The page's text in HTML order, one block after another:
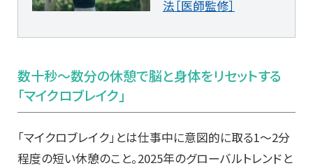
法［医師監修］
数十秒〜数分の休憩で脳と身体をリセットする
「マイクロブレイク」
「マイクロブレイク」とは仕事中に意図的に取る1～2分
程度の短い休憩のこと。2025年のグローバルトレンドと